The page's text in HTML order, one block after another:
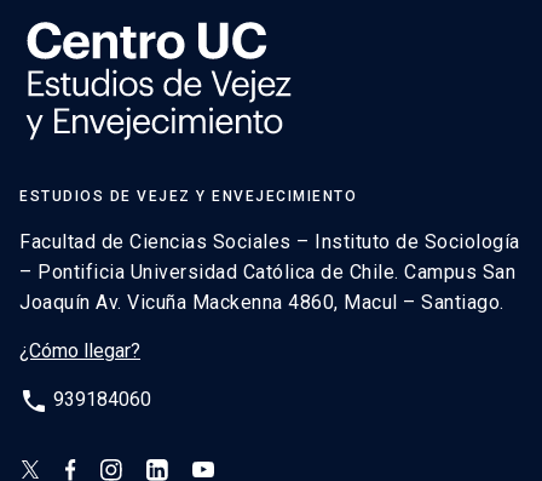
ESTUDIOS DE VEJEZ Y ENVEJECIMIENTO
Facultad de Ciencias Sociales – Instituto de Sociología
– Pontificia Universidad Católica de Chile. Campus San
Joaquín Av. Vicuña Mackenna 4860, Macul – Santiago.
¿Cómo llegar?
phone 939184060